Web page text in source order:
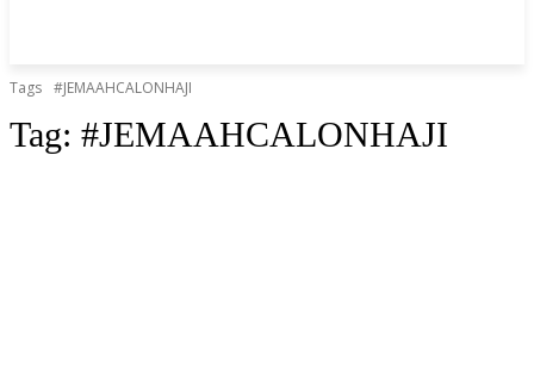
Tags #JEMAAHCALONHAJI
Tag: #JEMAAHCALONHAJI